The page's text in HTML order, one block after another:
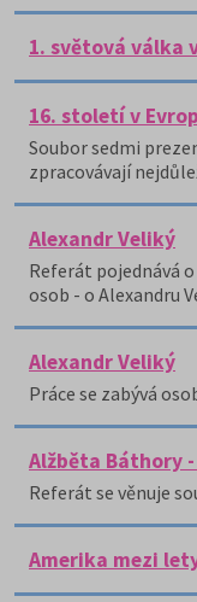
1. světová válka
16. století v
Soubor sedmi
zpracovávají
Alexandr Veliký
Referát pojednává
osob - o Alexandru
Alexandr Veliký
Práce se zabývá
Alžběta Báthory
Referát se věnuje
Amerika mezi